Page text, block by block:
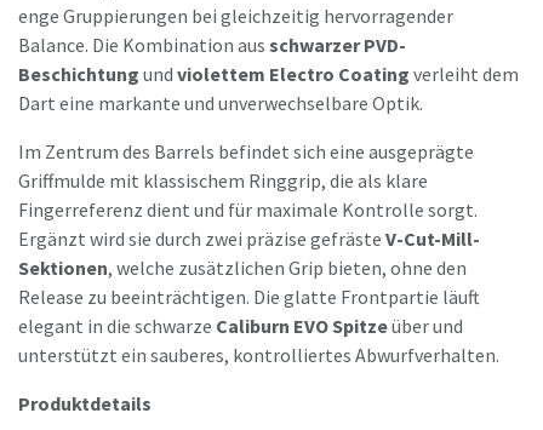
enge Gruppierungen bei gleichzeitig hervorragender
Balance. Die Kombination aus schwarzer PVD-
Beschichtung und violettem Electro Coating verleiht dem
Dart eine markante und unverwechselbare Optik.
Im Zentrum des Barrels befindet sich eine ausgeprägte
Griffmulde mit klassischem Ringgrip, die als klare
Fingerreferenz dient und für maximale Kontrolle sorgt.
Ergänzt wird sie durch zwei präzise gefräste V-Cut-Mill-
Sektionen, welche zusätzlichen Grip bieten, ohne den
Release zu beeinträchtigen. Die glatte Frontpartie läuft
elegant in die schwarze Caliburn EVO Spitzeüber und
unterstützt ein sauberes, kontrolliertes Abwurfverhalten.
Produktdetails